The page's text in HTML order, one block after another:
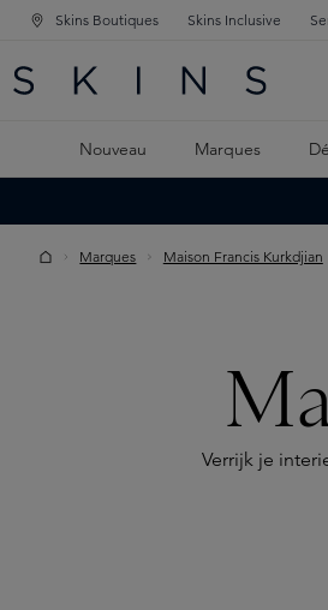
PRINCIPALE
CONTENU PRINCIPAL
Skins Boutiques Skins Inclusive
Nouveau Marques
Marques Maison Francis Kurkdjian
Verrijk je